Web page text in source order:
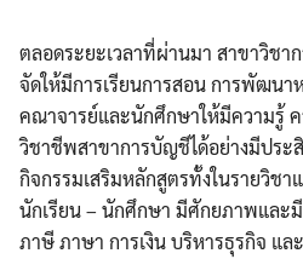
ตลอดระยะเวลาที่ผ่านมา สาขาวิชา
จัดให้มีการเรียนการสอน การพัฒน
คณาจารย์และนักศึกษาให้มีความรู้ ค
วิชาชีพสาขาการบัญชีได้อย่างมีปร
กิจกรรมเสริมหลักสูตรทั้งในรายวิชา
นักเรียน – นักศึกษา มีศักยภาพและ
ภาษี ภาษา การเงิน บริหารธุรกิจ แ